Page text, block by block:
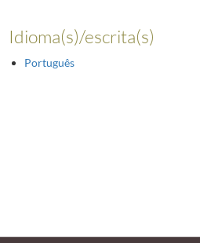
Idioma(s)/escrita(s)
Português